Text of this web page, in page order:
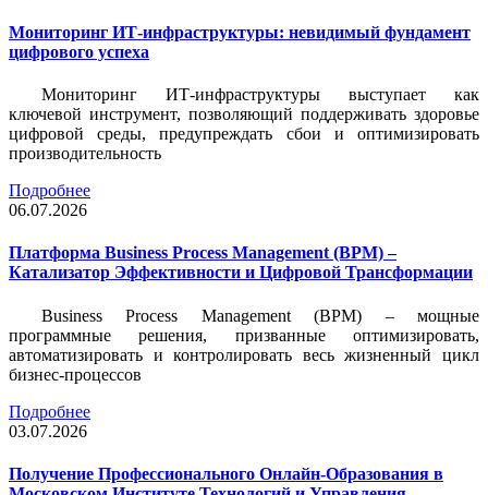
Мониторинг ИТ-инфраструктуры: невидимый фундамент
цифрового успеха
Мониторинг ИТ-инфраструктуры выступает как
ключевой инструмент, позволяющий поддерживать здоровье
цифровой среды, предупреждать сбои и оптимизировать
производительность
Подробнее
06.07.2026
Платформа Business Process Management (BPM) –
Катализатор Эффективности и Цифровой Трансформации
Business Process Management (BPM) – мощные
программные решения, призванные оптимизировать,
автоматизировать и контролировать весь жизненный цикл
бизнес-процессов
Подробнее
03.07.2026
Получение Профессионального Онлайн-Образования в